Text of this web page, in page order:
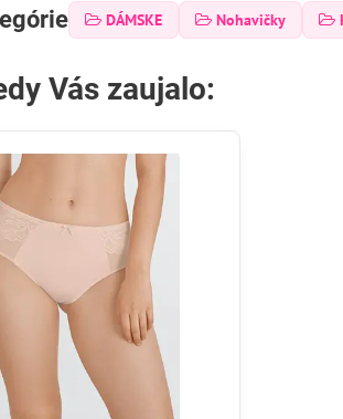
DÁMSKE Nohavičky
Vás zaujalo: